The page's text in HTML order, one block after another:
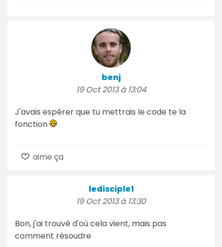
benj
19 Oct 2013 à 13:04
J'avais espérer que tu mettrais le code te la
fonction
aime ça
ledisciple1
19 Oct 2013 à 13:30
Bon, j'ai trouvé d'où cela vient, mais pas
comment résoudre